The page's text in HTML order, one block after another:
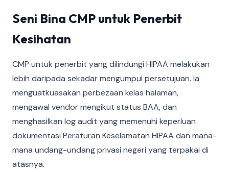
Seni Bina CMP untuk Penerbit
Kesihatan
CMP untuk penerbit yang dilindungi HIPAA melakukan
lebih daripada sekadar mengumpul persetujuan. Ia
menguatkuasakan perbezaan kelas halaman,
mengawal vendor mengikut status BAA, dan
menghasilkan log audit yang memenuhi keperluan
dokumentasi Peraturan Keselamatan HIPAA dan mana-
mana undang-undang privasi negeri yang terpakai di
atasnya.